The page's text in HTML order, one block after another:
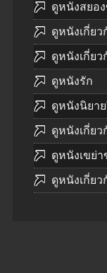
ดูหนังสยอ
ดูหนังเกี่ย
ดูหนังเกี่ย
ดูหนังรัก
ดูหนังนิยา
ดูหนังเกี่ย
ดูหนังเขย่
ดูหนังเกี่ย